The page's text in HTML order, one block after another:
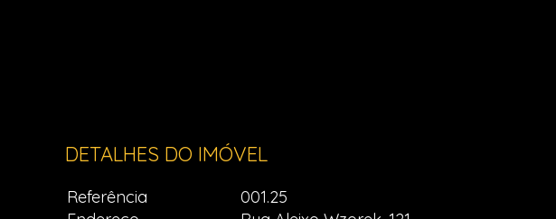
DETALHES DO IMÓVEL
Referência
001.25